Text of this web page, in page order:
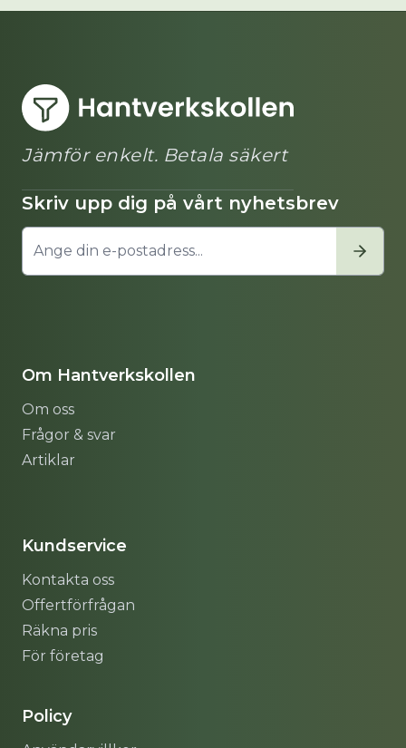
Jämför enkelt. Betala säkert
Skriv upp dig på vårt nyhetsbrev
Om Hantverkskollen
Om oss
Frågor & svar
Artiklar
Kundservice
Kontakta oss
Offertförfrågan
Räkna pris
För företag
Policy